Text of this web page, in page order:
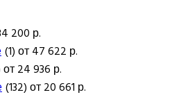
200 р.
(1) от 47 622 р.
24 936 р.
(132) от 20 661 р.